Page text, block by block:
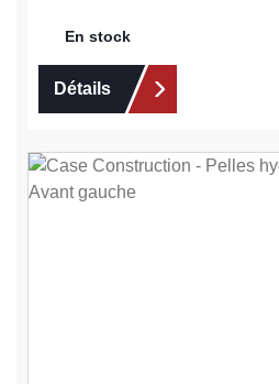
En stock
Détails